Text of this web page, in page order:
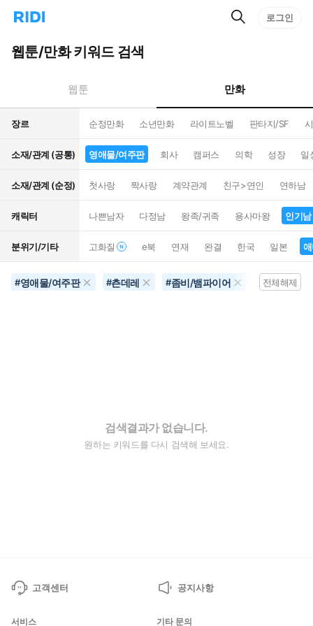
리
홈
으
턴
트
검
로그인
웹툰/만화 키워드 검색
웹툰 만화
장르 순정만화 소년만화 라이트노벨 판타지/SF
소재/관계 (공통) 영애물/여주판 회사 캠퍼스 의학 성장 일
소재/관계 (순정) 첫사랑 짝사랑 계약관계 친구>연인 연하남
캐릭터 나쁜남자 다정남 왕족/귀족 용사마왕 인기남
분위기/기타 고화질 e북 연재 완결 한국 일본
#영애물/여주판 #츤데레 #좀비/뱀파이어 공포물
전체해제
검색결과가 없습니다.
원하는 키워드를 다시 검색해 보세요.
고객센터 공지사항
서비스 기타 문의